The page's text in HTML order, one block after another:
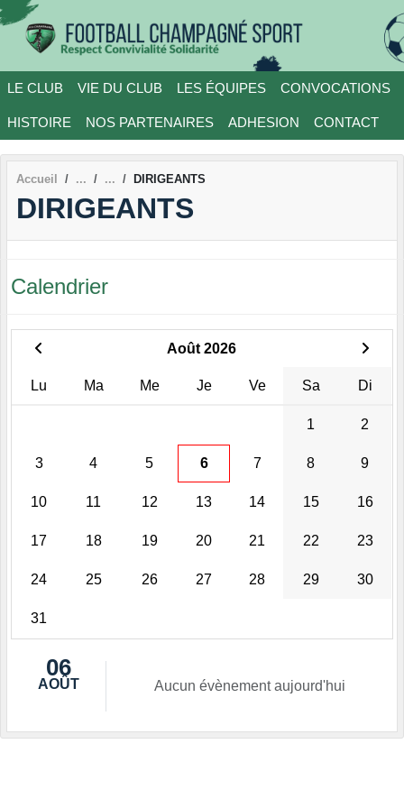
LE CLUB VIE DU CLUB LES ÉQUIPES CONVOCATIONS
HISTOIRE NOS PARTENAIRES ADHESION CONTACT
Accueil DIRIGEANTS
DIRIGEANTS
Calendrier
Août 2026
Lu Ma Me Je Ve Sa Di
1 2
3 4 5 6 7 8 9
10 11 12 13 14 15 16
17 18 19 20 21 22 23
24 25 26 27 28 29 30
31
06
AOÛT Aucun évènement aujourd'hui
Panneau de gestion des cookies